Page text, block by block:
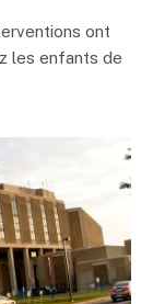
ont
les enfants de